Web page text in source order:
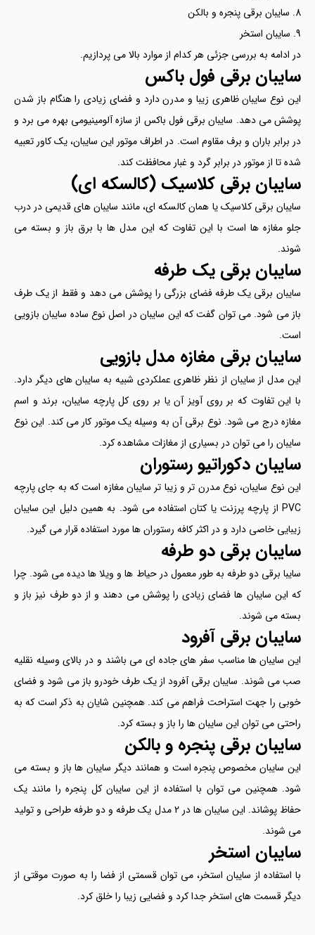
سایبان برقی پنجره و بالکن
سایبان استخر
در ادامه به بررسی جزئی هر کدام از موارد بالا می پردازیم.
سایبان برقی فول باکس
این نوع سایبان ظاهری زیبا و مدرن دارد و فضای زیادی را هنگام باز شدن
پوشش می دهد. سایبان برقی فول باکس از سازه آلومینیومی بهره می برد و
در برابر باران و برف مقاوم است. در اطراف موتور این سایبان، یک کاور تعبیه
شده تا از موتور در برابر گرد و غبار محافظت کند.
سایبان برقی کلاسیک (کالسکه ای)
سایبان برقی کلاسیک یا همان کالسکه ای، مانند سایبان های قدیمی در درب
جلو مغازه ها است با این تفاوت که این مدل ها با برق باز و بسته می
شوند.
سایبان برقی یک طرفه
سایبان برقی یک طرفه فضای بزرگی را پوشش می دهد و فقط از یک طرف
باز می شود. می توان گفت که این سایبان در اصل نوع ساده سایبان بازویی
است.
سایبان برقی مغازه مدل بازویی
این مدل از سایبان از نظر ظاهری عملکردی شبیه به سایبان های دیگر دارد.
با این تفاوت که بر روی آویز آن یا بر روی کل پارچه سایبان، برند و اسم
مغازه درج می شود. نوع برقی آن به وسیله یک موتور کار می کند. این نوع
سایبان را می توان در بسیاری از مغازات مشاهده کرد.
سایبان دکوراتیو رستوران
این نوع سایبان، نوع مدرن تر و زیبا تر سایبان مغازه است که به جای پارچه
PVC از پارچه پرزنت یا کتان استفاده می شود. به همین دلیل این سایبان
زیبایی خاصی دارد و در اکثر کافه رستوران ها مورد استفاده قرار می گیرد.
سایبان برقی دو طرفه
سایبا برقی دو طرفه به طور معمول در حیاط ها و ویلا ها دیده می شود. چرا
که این سایبان ها فضای زیادی را پوشش می دهند و از دو طرف نیز باز و
بسته می شوند.
سایبان برقی آفرود
این سایبان ها مناسب سفر های جاده ای می باشند و در بالای وسیله نقلیه
صب می شوند. سایبان برقی آفرود از یک طرف خودرو باز می شود و فضای
خوبی را جهت استراحت فراهم می کند. همچنین شایان به ذکر است که به
راحتی می توان این سایبان ها را باز و بسته کرد.
سایبان برقی پنجره و بالکن
این سایبان مخصوص پنجره است و همانند دیگر سایبان ها باز و بسته می
شود. همچنین می توان با استفاده از این سایبان کل پنجره را مانند یک
حفاظ پوشاند. این سایبان ها در 2 مدل یک طرفه و دو طرفه طراحی و تولید
می شوند.
سایبان استخر
با استفاده از سایبان استخر، می توان قسمتی از فضا را به صورت موقتی از
دیگر قسمت های استخر جدا کرد و فضایی زیبا را خلق کرد.